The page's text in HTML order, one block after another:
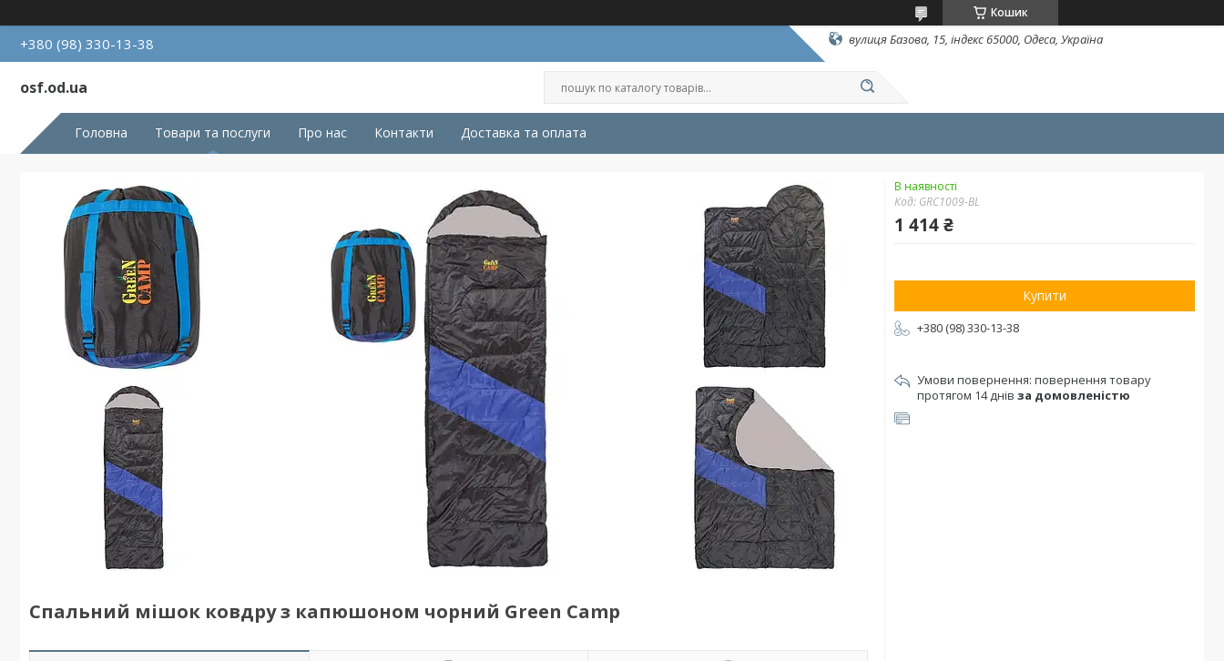
Кошик
+380 (98) 330-13-38 вулиця Базова, 15, індекс 65000, Одеса, Україна
osf.od.ua
Головна Товари та послуги Про нас Контакти Доставка та оплата
Спальний мішок ковдру з капюшоном чорний Green Camp
В наявності
Код: GRC1009-BL
1 414 ₴
Купити
+380 (98) 330-13-38
повернення товару
протягом 14 днів за домовленістю